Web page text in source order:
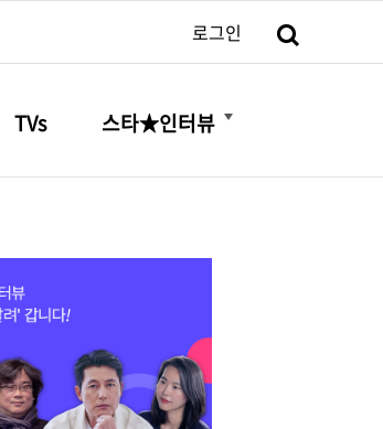
로그인
TVs 스타★인터뷰
더보기